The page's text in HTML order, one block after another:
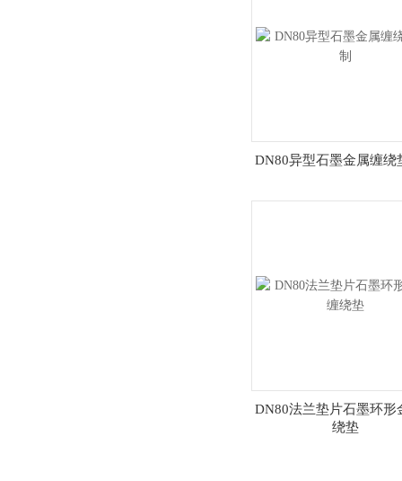
DN80异型石墨金属缠绕
DN80法兰垫片石墨环形
绕垫